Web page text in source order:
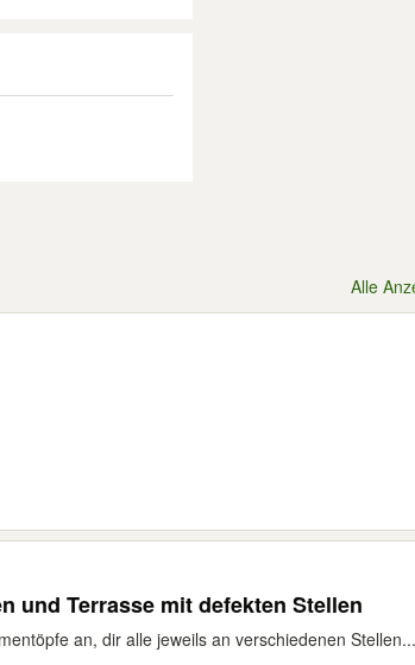
Alle
und Terrasse mit defekten Stellen
an, dir alle jeweils an verschiedenen Stellen...